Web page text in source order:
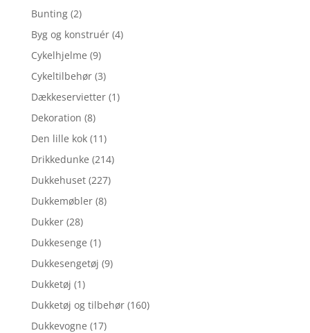
Bunting (2)
Byg og konstruér (4)
Cykelhjelme (9)
Cykeltilbehør (3)
Dækkeservietter (1)
Dekoration (8)
Den lille kok (11)
Drikkedunke (214)
Dukkehuset (227)
Dukkemøbler (8)
Dukker (28)
Dukkesenge (1)
Dukkesengetøj (9)
Dukketøj (1)
Dukketøj og tilbehør (160)
Dukkevogne (17)